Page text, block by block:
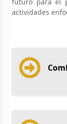
actividades